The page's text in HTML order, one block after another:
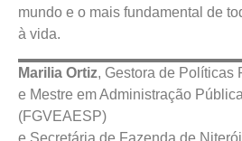
mundo e o mais fundamental de
à vida.
Marilia Ortiz, Gestora de Políticas
e Mestre em Administração
(FGVEAESP)
e Secretária de Fazenda de